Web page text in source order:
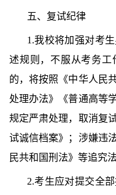
五、复试纪律
1.我校将加强对考
述规则，不服从考务工
的，将按照《中华人民
处理办法》《普通高等
规定严肃处理，取消复
试诚信档案》；涉嫌违
民共和国刑法》等追究
2.考生应对提交全